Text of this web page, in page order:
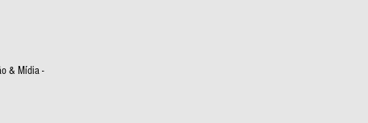
& Mídia -